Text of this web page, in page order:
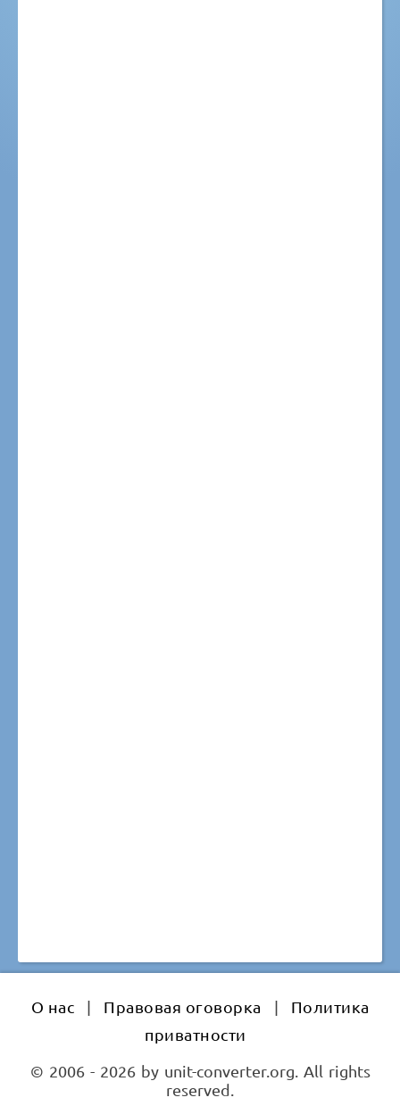
О нас | Правовая оговорка |
Политика
приватности
© 2006 - 2026 by unit-converter.org. All rights
reserved.